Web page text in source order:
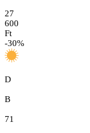
27
600
Ft
-30%
D
B
71